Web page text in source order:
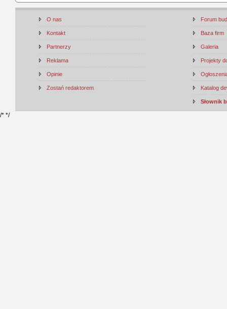
O nas
Kontakt
Partnerzy
Reklama
Opinie
Zostań redaktorem
Forum
Baza firm
Galeria
Projekty
Katalog
Słownik
/* */